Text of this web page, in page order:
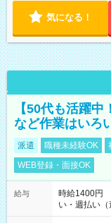
気になる！
【50代も活躍
など作業はいろ
派遣 職種未経験OK
WEB登録・面接OK
給与
時給1400円
い・週払い